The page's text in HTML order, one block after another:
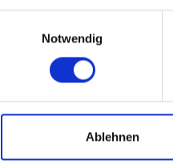
Notwendig
Ablehnen